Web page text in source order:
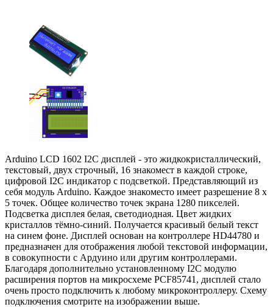
Arduino LCD 1602 I2C дисплей - это жидкокристаллический,
текстовый, двух строчный, 16 знакомест в каждой строке,
цифровой I2C индикатор с подсветкой. Представляющий из
себя модуль Arduino. Каждое знакоместо имеет разрешение 8 x
5 точек. Общее количество точек экрана 1280 пикселей.
Подсветка дисплея белая, светодиодная. Цвет жидких
кристаллов тёмно-синий. Получается красивый белый текст
на синем фоне. Дисплей основан на контроллере HD44780 и
предназначен для отображения любой текстовой информации,
в совокупности с Ардуино или другим контроллерами.
Благодаря дополнительно установленному I2C модулю
расширения портов на микросхеме PCF85741, дисплей стало
очень просто подключить к любому микроконтроллеру. Схему
подключения смотрите на изображении выше.